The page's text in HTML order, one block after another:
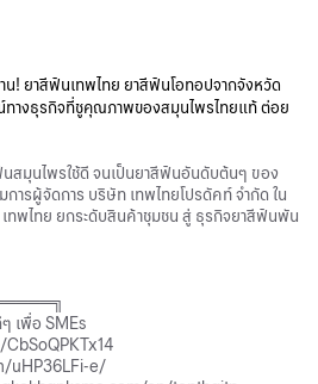
! ยาสีฟันเทพไทย ยาสีฟันโอทอปจากจังหวัด
ทางธุรกิจที่ชูคุณภาพของสมุนไพรไทยแท้ ต่อย
สมุนไพรใช้ดี จนเป็นยาสีฟันอันดับต้นๆ ของ
ารผู้จัดการ บริษัท เทพไทยโปรดัคท์ จำกัด ใน
ทพไทย ยกระดับสินค้าชุมชน สู่ ธุรกิจยาสีฟันพัน
เพื่อ SMEs
uHP36LFi-e/